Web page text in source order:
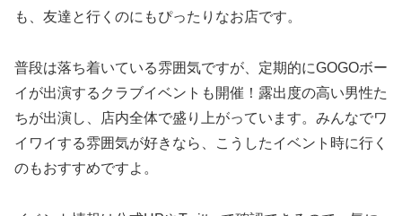
も、友達と行くのにもぴったりなお店です。
普段は落ち着いている雰囲気ですが、定期的にGOGOボー
イが出演するクラブイベントも開催！露出度の高い男性た
ちが出演し、店内全体で盛り上がっています。みんなでワ
イワイする雰囲気が好きなら、こうしたイベント時に行く
のもおすすめですよ。